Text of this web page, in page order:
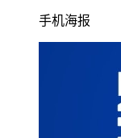
手机海报